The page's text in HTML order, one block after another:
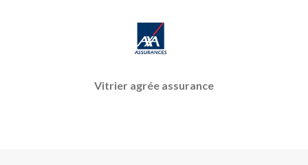
Vitrier agrée assurance